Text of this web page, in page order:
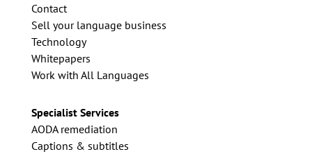
Contact
Sell your language business
Technology
Whitepapers
Work with All Languages
Specialist Services
AODA remediation
Captions & subtitles